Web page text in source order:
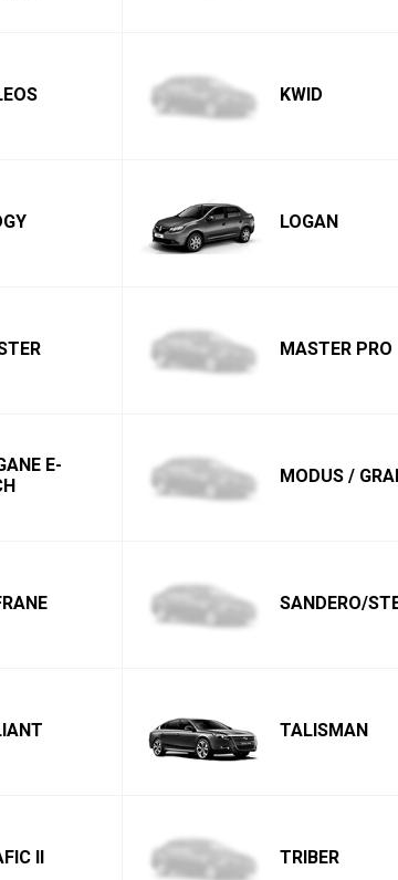
KWID
LOGAN
MASTER PRO
E-
MODUS /
SANDERO/
TALISMAN
II TRIBER